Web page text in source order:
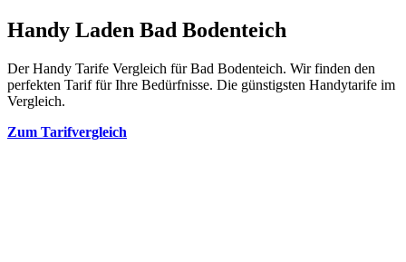
Handy Laden Bad Bodenteich
Der Handy Tarife Vergleich für Bad Bodenteich. Wir finden den
perfekten Tarif für Ihre Bedürfnisse. Die günstigsten Handytarife im
Vergleich.
Zum Tarifvergleich